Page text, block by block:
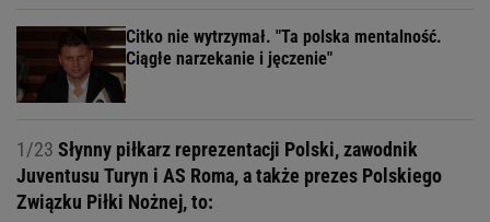
Citko nie wytrzymał. "Ta polska mentalność.
Ciągłe narzekanie i jęczenie"
1/23 Słynny piłkarz reprezentacji Polski, zawodnik
Juventusu Turyn i AS Roma, a także prezes Polskiego
Związku Piłki Nożnej, to: